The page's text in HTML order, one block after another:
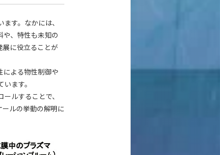
す。なかには、
や、特性も未知の
展に役立ることが
による物性制御や
ます。
ルすることで、
ルの挙動の解明に